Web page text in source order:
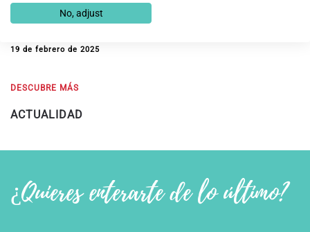
exclusión social en Aragón con la nueva edición del
programa ‘Cambiando Vidas’
19 de febrero de 2025
DESCUBRE MÁS
ACTUALIDAD
¿Quieres enterarte de lo último?
No, adjust